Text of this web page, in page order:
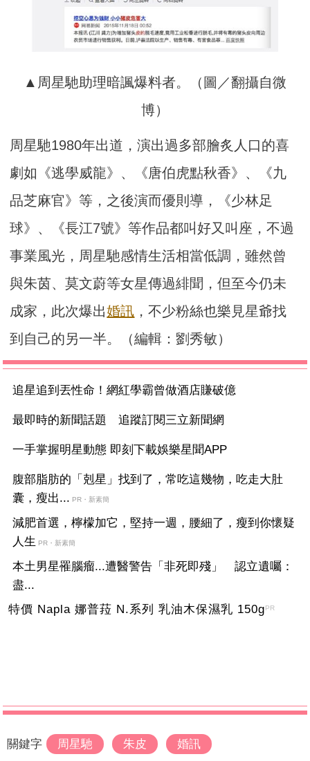
▲周星馳助理暗諷爆料者。（圖／翻攝自微
博）
周星馳1980年出道，演出過多部膾炙人口的喜
劇如《逃學威龍》、《唐伯虎點秋香》、《九
品芝麻官》等，之後演而優則導，《少林足
球》、《長江7號》等作品都叫好又叫座，不過
事業風光，周星馳感情生活相當低調，雖然曾
與朱茵、莫文蔚等女星傳過緋聞，但至今仍未
成家，此次爆出婚訊 ，不少粉絲也樂見星爺找
到自己的另一半。（編輯：劉秀敏）
追星追到丟性命！網紅學霸曾做酒店賺破億
最即時的新聞話題 追蹤訂閱三立新聞網
一手掌握明星動態 即刻下載娛樂星聞APP
腹部脂肪的「剋星」找到了，常吃這幾物，吃走大肚
囊，瘦出... PR・新素簡
減肥首選，檸檬加它，堅持一週，腰細了，瘦到你懷疑
人生 PR・新素簡
本土男星罹腦瘤...遭醫警告「非死即殘」 認立遺囑：
盡...
特價 Napla 娜普菈 N.系列 乳油木保濕乳 150gPR
關鍵字 周星馳 朱皮 婚訊